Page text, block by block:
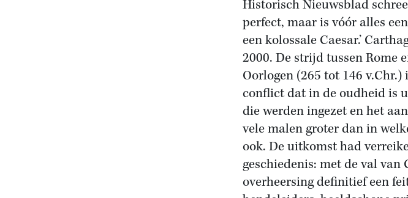
Historisch Nieuwsblad
perfect, maar is vóór alles
een kolossale Caesar.’
2000. De strijd tussen Rome
Oorlogen (265 tot 146
conflict dat in de oudheid is
die werden ingezet en het
vele malen groter dan in
ook. De uitkomst had
geschiedenis: met de val van
overheersing definitief een